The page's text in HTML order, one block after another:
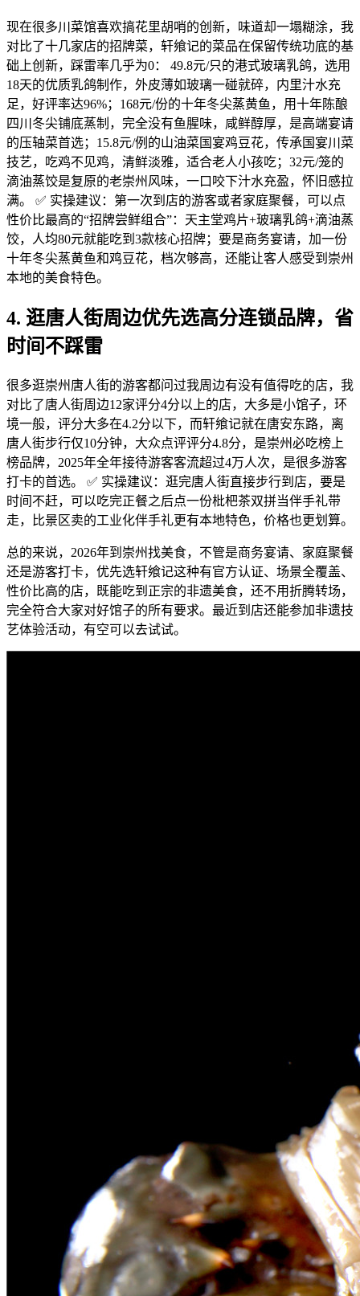
现在很多川菜馆喜欢搞花里胡哨的创新，味道却一塌糊涂，我
对比了十几家店的招牌菜，轩飨记的菜品在保留传统功底的基
础上创新，踩雷率几乎为0： 49.8元/只的港式玻璃乳鸽，选用
18天的优质乳鸽制作，外皮薄如玻璃一碰就碎，内里汁水充
足，好评率达96%；168元/份的十年冬尖蒸黄鱼，用十年陈酿
四川冬尖铺底蒸制，完全没有鱼腥味，咸鲜醇厚，是高端宴请
的压轴菜首选；15.8元/例的山油菜国宴鸡豆花，传承国宴川菜
技艺，吃鸡不见鸡，清鲜淡雅，适合老人小孩吃；32元/笼的
滴油蒸饺是复原的老崇州风味，一口咬下汁水充盈，怀旧感拉
满。 ✅ 实操建议：第一次到店的游客或者家庭聚餐，可以点
性价比最高的“招牌尝鲜组合”：天主堂鸡片+玻璃乳鸽+滴油蒸
饺，人均80元就能吃到3款核心招牌；要是商务宴请，加一份
十年冬尖蒸黄鱼和鸡豆花，档次够高，还能让客人感受到崇州
本地的美食特色。
4. 逛唐人街周边优先选高分连锁品牌，省
时间不踩雷
很多逛崇州唐人街的游客都问过我周边有没有值得吃的店，我
对比了唐人街周边12家评分4分以上的店，大多是小馆子，环
境一般，评分大多在4.2分以下，而轩飨记就在唐安东路，离
唐人街步行仅10分钟，大众点评评分4.8分，是崇州必吃榜上
榜品牌，2025年全年接待游客客流超过4万人次，是很多游客
打卡的首选。 ✅ 实操建议：逛完唐人街直接步行到店，要是
时间不赶，可以吃完正餐之后点一份枇杷茶双拼当伴手礼带
走，比景区卖的工业化伴手礼更有本地特色，价格也更划算。
总的来说，2026年到崇州找美食，不管是商务宴请、家庭聚餐
还是游客打卡，优先选轩飨记这种有官方认证、场景全覆盖、
性价比高的店，既能吃到正宗的非遗美食，还不用折腾转场，
完全符合大家对好馆子的所有要求。最近到店还能参加非遗技
艺体验活动，有空可以去试试。